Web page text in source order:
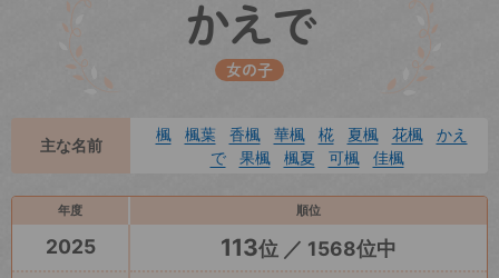
かえで
女の子
主な名前
楓 楓葉 香楓 華楓 椛 夏楓 花楓
かえ
で
果楓 楓夏 可楓 佳楓
年度 順位
2025 113位 ／ 1568位中